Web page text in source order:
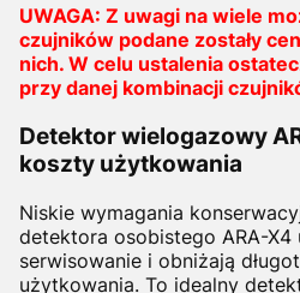
UWAGA: Z uwagi na wiele
czujników podane zostały
nich. W celu ustalenia
przy danej kombinacji
Detektor wielogazowy
koszty użytkowania
Niskie wymagania
detektora osobistego ARA-X4
serwisowanie i obniżają
użytkowania. To idealny